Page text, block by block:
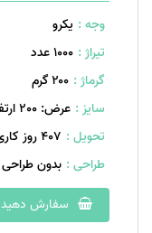
وجه : یکرو
تیراژ : 1000 عدد
گرماژ : ۲۰۰ گرم
سایز : عرض: 200 ارتفاع: 200 عطف: 80 میلیمتر
تحویل : 407 روز کاری
طراحی : بدون طراحی
سفارش دهید